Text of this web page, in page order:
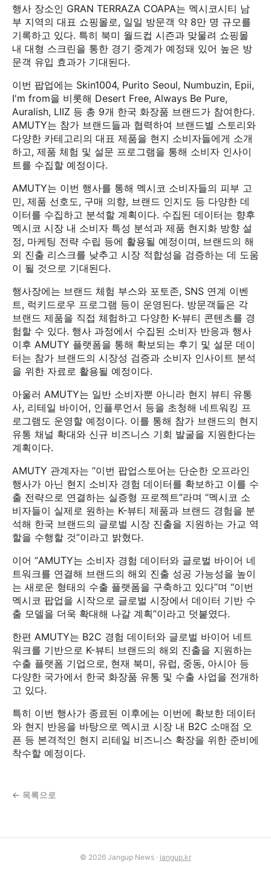
행사 장소인 GRAN TERRAZA COAPA는 멕시코시티 남
부 지역의 대표 쇼핑몰로, 일일 방문객 약 8만 명 규모를
기록하고 있다. 특히 북미 월드컵 시즌과 맞물려 쇼핑몰
내 대형 스크린을 통한 경기 중계가 예정돼 있어 높은 방
문객 유입 효과가 기대된다.
이번 팝업에는 Skin1004, Purito Seoul, Numbuzin, Epii,
I'm from을 비롯해 Desert Free, Always Be Pure,
Auralish, LIIZ 등 총 9개 한국 화장품 브랜드가 참여한다.
AMUTY는 참가 브랜드들과 협력하여 브랜드별 스토리와
다양한 카테고리의 대표 제품을 현지 소비자들에게 소개
하고, 제품 체험 및 설문 프로그램을 통해 소비자 인사이
트를 수집할 예정이다.
AMUTY는 이번 행사를 통해 멕시코 소비자들의 피부 고
민, 제품 선호도, 구매 의향, 브랜드 인지도 등 다양한 데
이터를 수집하고 분석할 계획이다. 수집된 데이터는 향후
멕시코 시장 내 소비자 특성 분석과 제품 현지화 방향 설
정, 마케팅 전략 수립 등에 활용될 예정이며, 브랜드의 해
외 진출 리스크를 낮추고 시장 적합성을 검증하는 데 도움
이 될 것으로 기대된다.
행사장에는 브랜드 체험 부스와 포토존, SNS 연계 이벤
트, 럭키드로우 프로그램 등이 운영된다. 방문객들은 각
브랜드 제품을 직접 체험하고 다양한 K-뷰티 콘텐츠를 경
험할 수 있다. 행사 과정에서 수집된 소비자 반응과 행사
이후 AMUTY 플랫폼을 통해 확보되는 후기 및 설문 데이
터는 참가 브랜드의 시장성 검증과 소비자 인사이트 분석
을 위한 자료로 활용될 예정이다.
아울러 AMUTY는 일반 소비자뿐 아니라 현지 뷰티 유통
사, 리테일 바이어, 인플루언서 등을 초청해 네트워킹 프
로그램도 운영할 예정이다. 이를 통해 참가 브랜드의 현지
유통 채널 확대와 신규 비즈니스 기회 발굴을 지원한다는
계획이다.
AMUTY 관계자는 “이번 팝업스토어는 단순한 오프라인
행사가 아닌 현지 소비자 경험 데이터를 확보하고 이를 수
출 전략으로 연결하는 실증형 프로젝트”라며 “멕시코 소
비자들이 실제로 원하는 K-뷰티 제품과 브랜드 경험을 분
석해 한국 브랜드의 글로벌 시장 진출을 지원하는 가교 역
할을 수행할 것”이라고 밝혔다.
이어 “AMUTY는 소비자 경험 데이터와 글로벌 바이어 네
트워크를 연결해 브랜드의 해외 진출 성공 가능성을 높이
는 새로운 형태의 수출 플랫폼을 구축하고 있다”며 “이번
멕시코 팝업을 시작으로 글로벌 시장에서 데이터 기반 수
출 모델을 더욱 확대해 나갈 계획”이라고 덧붙였다.
한편 AMUTY는 B2C 경험 데이터와 글로벌 바이어 네트
워크를 기반으로 K-뷰티 브랜드의 해외 진출을 지원하는
수출 플랫폼 기업으로, 현재 북미, 유럽, 중동, 아시아 등
다양한 국가에서 한국 화장품 유통 및 수출 사업을 전개하
고 있다.
특히 이번 행사가 종료된 이후에는 이번에 확보한 데이터
와 현지 반응을 바탕으로 멕시코 시장 내 B2C 소매점 오
픈 등 본격적인 현지 리테일 비즈니스 확장을 위한 준비에
착수할 예정이다.
← 목록으로
© 2026 Jangup News · jangup.kr